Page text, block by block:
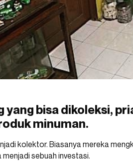
yang bisa dikoleksi,
minuman.
kolektor. Biasanya mereka
sebuah investasi.